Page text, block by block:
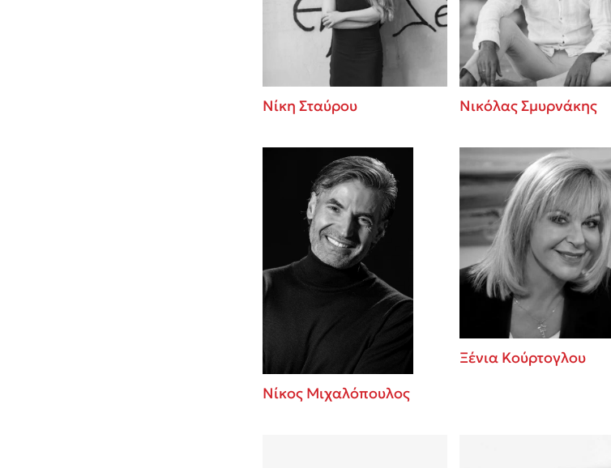
Νίκη Σταύρου Νικόλας Σμυρνάκης
Νίκος Μιχαλόπουλος
Ξένια Κούρτογλου